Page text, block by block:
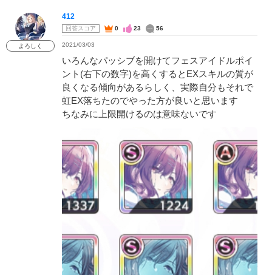
よろしく
412
回答スコア 0 23 56
2021/03/03
いろんなパッシブを開けてフェスアイドルポイ
ント(右下の数字)を高くするとEXスキルの質が
良くなる傾向があるらしく、実際自分もそれで
虹EX落ちたのでやった方が良いと思います
ちなみに上限開けるのは意味ないです